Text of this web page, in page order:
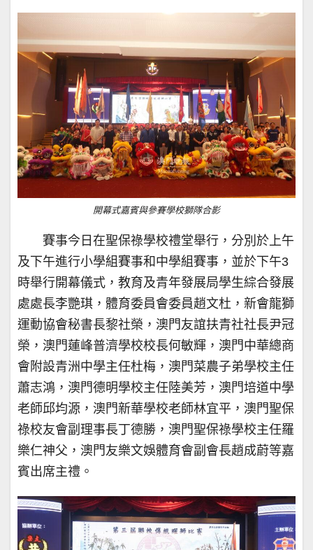
開幕式嘉賓與參賽學校獅隊合影
賽事今日在聖保祿學校禮堂舉行，分別於上午
及下午進行小學組賽事和中學組賽事，並於下午3
時舉行開幕儀式，教育及青年發展局學生綜合發展
處處長李艷琪，體育委員會委員趙文杜，新會龍獅
運動協會秘書長黎社榮，澳門友誼扶青社社長尹冠
榮，澳門蓮峰普濟學校校長何敏輝，澳門中華總商
會附設青洲中學主任杜梅，澳門菜農子弟學校主任
蕭志鴻，澳門德明學校主任陸美芳，澳門培道中學
老師邱均源，澳門新華學校老師林宜平，澳門聖保
祿校友會副理事長丁德勝，澳門聖保祿學校主任羅
樂仁神父，澳門友樂文娛體育會副會長趙成蔚等嘉
賓出席主禮。